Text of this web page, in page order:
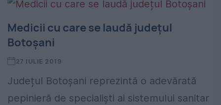
Medicii cu care se laudă județul
Botoșani
27 IULIE 2019
Județul Botoșani reprezintă o adevărată
pepinieră de specialiști ai sistemului sanitar